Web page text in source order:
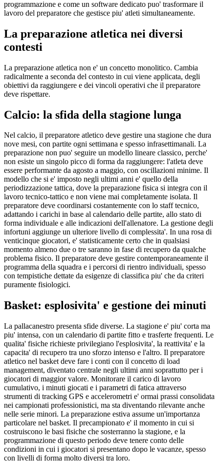
programmazione e come un software dedicato puo' trasformare il
lavoro del preparatore che gestisce piu' atleti simultaneamente.
La preparazione atletica nei diversi
contesti
La preparazione atletica non e' un concetto monolitico. Cambia
radicalmente a seconda del contesto in cui viene applicata, degli
obiettivi da raggiungere e dei vincoli operativi che il preparatore
deve rispettare.
Calcio: la sfida della stagione lunga
Nel calcio, il preparatore atletico deve gestire una stagione che dura
nove mesi, con partite ogni settimana e spesso infrasettimanali. La
preparazione non puo' seguire un modello lineare classico, perche'
non esiste un singolo picco di forma da raggiungere: l'atleta deve
essere performante da agosto a maggio, con oscillazioni minime. Il
modello che si e' imposto negli ultimi anni e' quello della
periodizzazione tattica, dove la preparazione fisica si integra con il
lavoro tecnico-tattico e non viene mai completamente isolata. Il
preparatore deve coordinarsi costantemente con lo staff tecnico,
adattando i carichi in base al calendario delle partite, allo stato di
forma individuale e alle indicazioni dell'allenatore. La gestione degli
infortuni aggiunge un ulteriore livello di complessita'. In una rosa di
venticinque giocatori, e' statisticamente certo che in qualsiasi
momento almeno due o tre saranno in fase di recupero da qualche
problema fisico. Il preparatore deve gestire contemporaneamente il
programma della squadra e i percorsi di rientro individuali, spesso
con tempistiche dettate da esigenze di classifica piu' che da criteri
puramente fisiologici.
Basket: esplosivita' e gestione dei minuti
La pallacanestro presenta sfide diverse. La stagione e' piu' corta ma
piu' intensa, con un calendario di partite fitto e trasferte frequenti. Le
qualita' fisiche richieste privilegiano l'esplosivita', la reattivita' e la
capacita' di recupero tra uno sforzo intenso e l'altro. Il preparatore
atletico nel basket deve fare i conti con il concetto di load
management, diventato centrale negli ultimi anni soprattutto per i
giocatori di maggior valore. Monitorare il carico di lavoro
cumulativo, i minuti giocati e i parametri di fatica attraverso
strumenti di tracking GPS e accelerometri e' ormai prassi consolidata
nei campionati professionistici, ma sta diventando rilevante anche
nelle serie minori. La preparazione estiva assume un'importanza
particolare nel basket. Il precampionato e' il momento in cui si
costruiscono le basi fisiche che sosterranno la stagione, e la
programmazione di questo periodo deve tenere conto delle
condizioni in cui i giocatori si presentano dopo le vacanze, spesso
con livelli di forma molto diversi tra loro.